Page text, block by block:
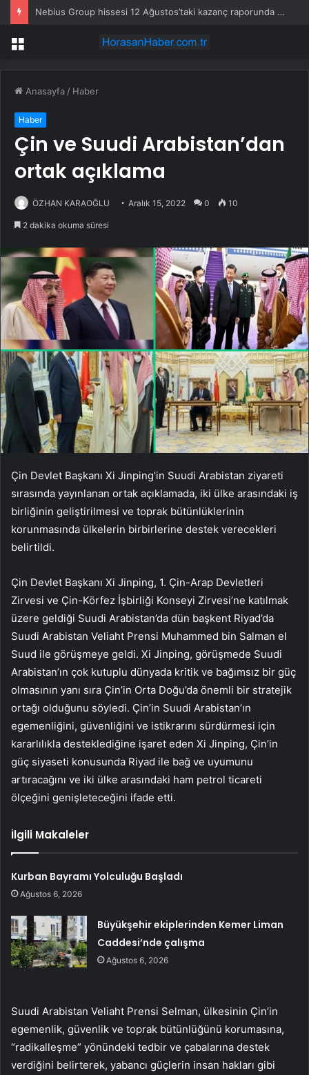
Nebius Group hissesi 12 Ağustos’taki kazanç raporunda %13 hareket edebilir
Menü
Anasayfa / Haber
Haber
Çin ve Suudi Arabistan’dan
ortak açıklama
ÖZHAN KARAOĞLU Aralık 15, 2022 0 10
2 dakika okuma süresi
Çin Devlet Başkanı Xi Jinping’in Suudi Arabistan ziyareti
sırasında yayınlanan ortak açıklamada, iki ülke arasındaki iş
birliğinin geliştirilmesi ve toprak bütünlüklerinin
korunmasında ülkelerin birbirlerine destek verecekleri
belirtildi.
Çin Devlet Başkanı Xi Jinping, 1. Çin-Arap Devletleri
Zirvesi ve Çin-Körfez İşbirliği Konseyi Zirvesi’ne katılmak
üzere geldiği Suudi Arabistan’da dün başkent Riyad’da
Suudi Arabistan Veliaht Prensi Muhammed bin Salman el
Suud ile görüşmeye geldi. Xi Jinping, görüşmede Suudi
Arabistan’ın çok kutuplu dünyada kritik ve bağımsız bir güç
olmasının yanı sıra Çin’in Orta Doğu’da önemli bir stratejik
ortağı olduğunu söyledi. Çin’in Suudi Arabistan’ın
egemenliğini, güvenliğini ve istikrarını sürdürmesi için
kararlılıkla desteklediğine işaret eden Xi Jinping, Çin’in
güç siyaseti konusunda Riyad ile bağ ve uyumunu
artıracağını ve iki ülke arasındaki ham petrol ticareti
ölçeğini genişleteceğini ifade etti.
İlgili Makaleler
Kurban Bayramı Yolculuğu Başladı
Ağustos 6, 2026
Büyükşehir ekiplerinden Kemer Liman
Caddesi’nde çalışma
Ağustos 6, 2026
Suudi Arabistan Veliaht Prensi Selman, ülkesinin Çin’in
egemenlik, güvenlik ve toprak bütünlüğünü korumasına,
“radikalleşme” yönündeki tedbir ve çabalarına destek
verdiğini belirterek, yabancı güçlerin insan hakları gibi